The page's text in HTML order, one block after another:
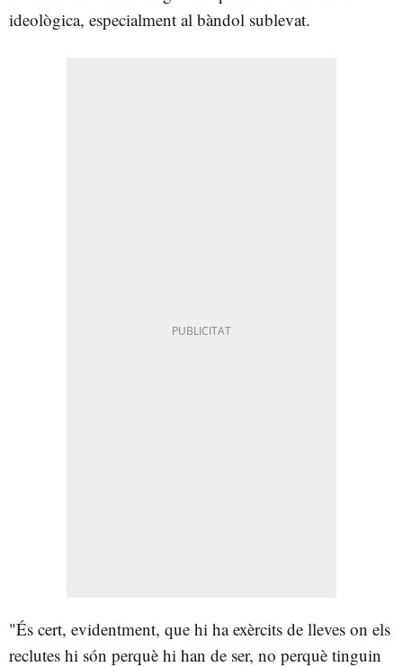
ideològica, especialment al bàndol sublevat.
"És cert, evidentment, que hi ha exèrcits de lleves on els
reclutes hi són perquè hi han de ser, no perquè tinguin